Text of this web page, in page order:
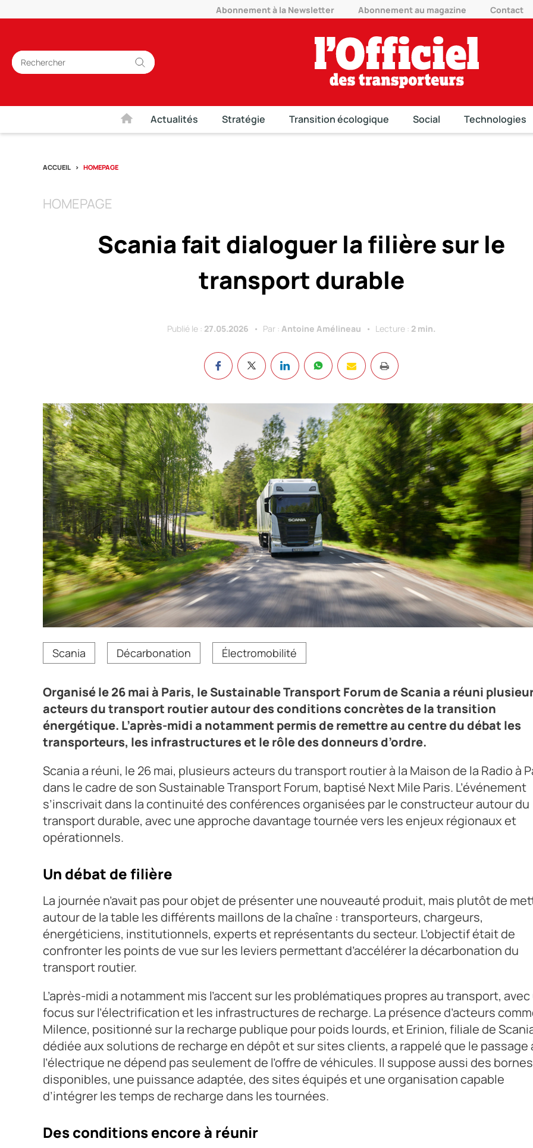
Abonnement à la Newsletter Abonnement au magazine Contact
Actualités Stratégie Transition écologique Social Technologies
ACCUEIL HOMEPAGE
HOMEPAGE
Scania fait dialoguer la filière sur le
transport durable
Publié le : 27.05.2026 Par : Antoine Amélineau Lecture : 2 min.
Organisé le 26 mai à Paris, le Sustainable Transport Forum de Scania a réuni plusieurs acteurs du transport routier
autour des conditions concrètes de la transition énergétique.
Scania Décarbonation Électromobilité
Organisé le 26 mai à Paris, le Sustainable Transport Forum de Scania a réuni
acteurs du transport routier autour des conditions concrètes de la transition
énergétique. L’après-midi a notamment permis de remettre au centre du débat les
transporteurs, les infrastructures et le rôle des donneurs d’ordre.
Scania a réuni, le 26 mai, plusieurs acteurs du transport routier à la Maison de la Radio à
dans le cadre de son Sustainable Transport Forum, baptisé Next Mile Paris. L’événement
s’inscrivait dans la continuité des conférences organisées par le constructeur autour du
transport durable, avec une approche davantage tournée vers les enjeux régionaux et
opérationnels.
Un débat de filière
La journée n’avait pas pour objet de présenter une nouveauté produit, mais plutôt de
autour de la table les différents maillons de la chaîne : transporteurs, chargeurs,
énergéticiens, institutionnels, experts et représentants du secteur. L’objectif était de
confronter les points de vue sur les leviers permettant d’accélérer la décarbonation du
transport routier.
L’après-midi a notamment mis l’accent sur les problématiques propres au transport, avec
focus sur l’électrification et les infrastructures de recharge. La présence d’acteurs
Milence, positionné sur la recharge publique pour poids lourds, et Erinion, filiale de
dédiée aux solutions de recharge en dépôt et sur sites clients, a rappelé que le passage
l’électrique ne dépend pas seulement de l’offre de véhicules. Il suppose aussi des bornes
disponibles, une puissance adaptée, des sites équipés et une organisation capable
d’intégrer les temps de recharge dans les tournées.
Des conditions encore à réunir